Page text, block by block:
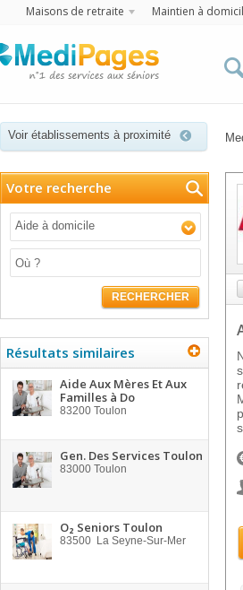
Maisons de retraite Maintien à
Voir établissements à proximité
Votre recherche
Aide à domicile
RECHERCHER
Résultats similaires
Aide Aux Mères Et Aux
Familles à Do
83200 Toulon
Gen. Des Services Toulon
83000 Toulon
O₂ Seniors Toulon
83500 La Seyne-Sur-Mer